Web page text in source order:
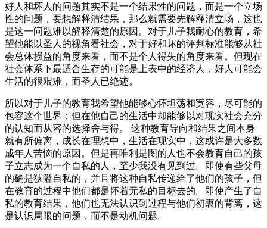
好人和坏人的问题其实不是一个结果性的问题，而是一个立场
性的问题，要想解释清结果，那么就需要先解释清立场，这也
是这一问题难以解释清楚的原因。对于儿子我耐心的教育，希
望他能以圣人的视角看社会，对于好和坏的评判标准能够从社
会总体损益的角度来看，而不是个人得失的角度来看。但现在
社会体系下最适合生存的可能是上表中的经济人，好人可能会
生活的很艰难，而圣人已绝迹。
所以对于儿子的教育我希望他能够心怀坦荡和宽容，尽可能的
包容这个世界；但在他自己的生活中却能够以对现实社会充分
的认知而从容的选择舍与得。 这种教育导向和结果之间本身
就有所偏离，成长在理想中，生活在现实中，这或许是大多数
成年人苦恼的原因。但是再唯利是图的人也不会教育自己的孩
子立志成为一个自私的人，至少我没有见到过。即使有些父母
的确是狭隘自私的，并且将这种自私传递给了他们的孩子，但
在教育的过程中他们都是怀着无私的目标去的。即使产生了自
私的教育结果，他们也无法认识到过程与他们初衷的背离，这
是认识局限的问题，而不是动机问题。